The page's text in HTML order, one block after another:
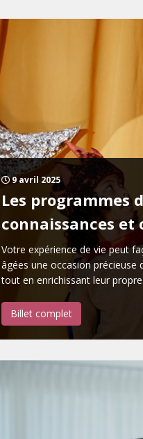
9 avril 2025
Les
connaissances et
Votre expérience de vie peut
âgées une occasion précieuse
tout en enrichissant leur propre
Billet complet